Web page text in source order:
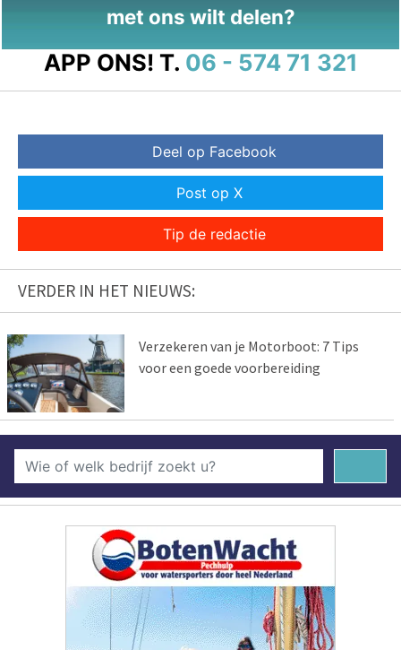
met ons wilt delen?
APP ONS! T. 06 - 574 71 321
Deel op Facebook
Post op X
Tip de redactie
VERDER IN HET NIEUWS:
Verzekeren van je Motorboot: 7 Tips
voor een goede voorbereiding